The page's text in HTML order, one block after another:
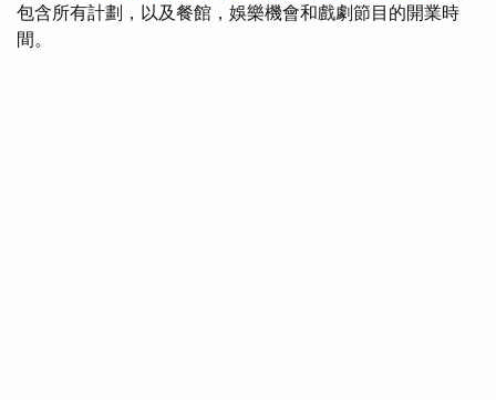
包含所有計劃，以及餐館，娛樂機會和戲劇節目的開業時
間。